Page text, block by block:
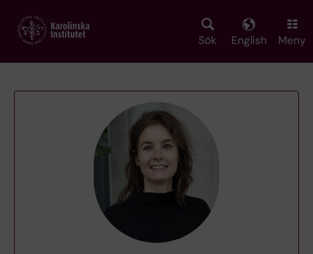
main
Sök English Meny